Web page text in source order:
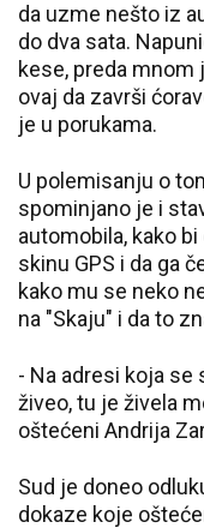
da uzme nešto iz
do dva sata.
kese, preda
ovaj da završi
je u porukama.
U polemisanju o
spominjano je i
automobila, kako
skinu GPS i da ga
kako mu se neko
na "Skaju" i da to
- Na adresi koja se
živeo, tu je živela
oštećeni Andrija
Sud je doneo
dokaze koje